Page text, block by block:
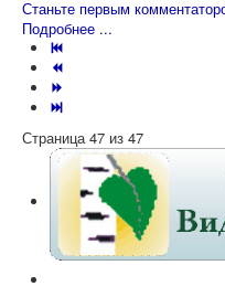
Станьте первым
Подробнее ...
Страница 47 из 47